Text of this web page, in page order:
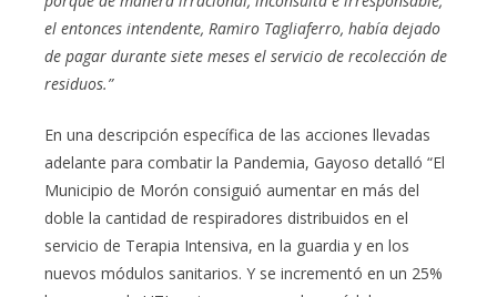
el entonces intendente, Ramiro Tagliaferro, había dejado
de pagar durante siete meses el servicio de recolección de
residuos.”
En una descripción específica de las acciones llevadas
adelante para combatir la Pandemia, Gayoso detalló “El
Municipio de Morón consiguió aumentar en más del
doble la cantidad de respiradores distribuidos en el
servicio de Terapia Intensiva, en la guardia y en los
nuevos módulos sanitarios. Y se incrementó en un 25%